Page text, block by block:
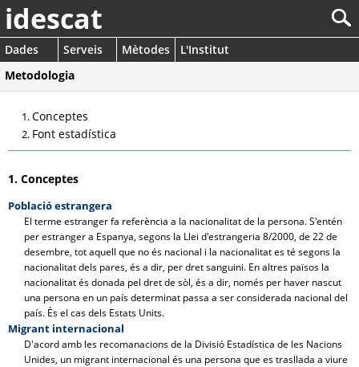
idescat
Dades Serveis Mètodes
L'Institut
Metodologia
Conceptes
Font estadística
1. Conceptes
Població estrangera
El terme estranger fa referència a la nacionalitat de la persona. S'entén
per estranger a Espanya, segons la Llei d'estrangeria 8/2000, de 22 de
desembre, tot aquell que no és nacional i la nacionalitat es té segons la
nacionalitat dels pares, és a dir, per dret sanguini. En altres països la
nacionalitat és donada pel dret de sòl, és a dir, només per haver nascut
una persona en un país determinat passa a ser considerada nacional del
país. És el cas dels Estats Units.
Migrant internacional
D'acord amb les recomanacions de la Divisió Estadística de les Nacions
Unides, un migrant internacional és una persona que es trasllada a viure